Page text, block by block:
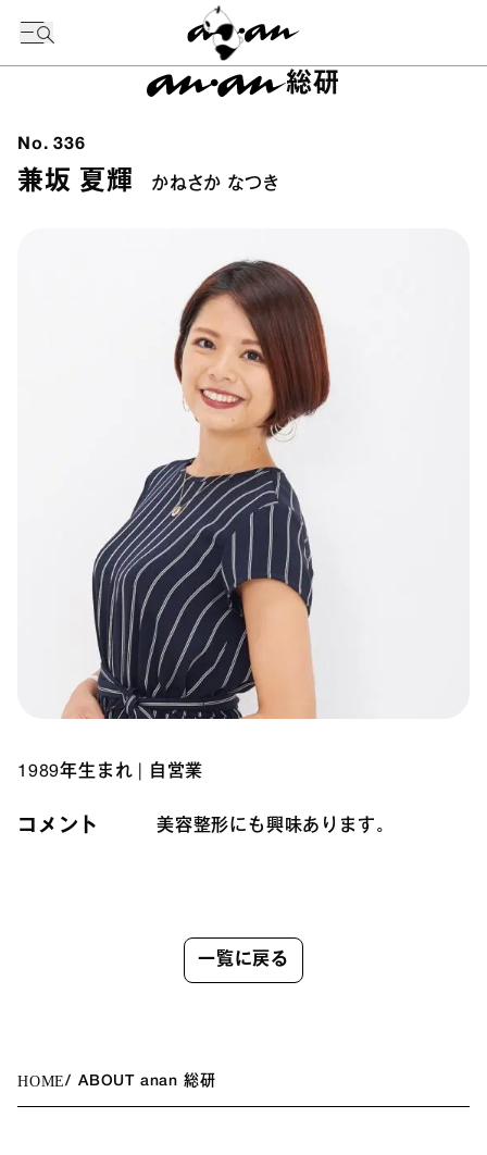
総研
No.336
兼坂 夏輝 かねさか なつき
1989年生まれ 自営業
コメント 美容整形にも興味あります。
一覧に戻る
HOME ABOUT anan 総研